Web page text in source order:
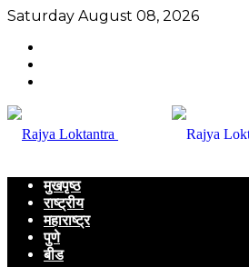
Saturday August 08, 2026
मुखपृष्ठ
राष्ट्रीय
महाराष्ट्र
पुणे
बीड